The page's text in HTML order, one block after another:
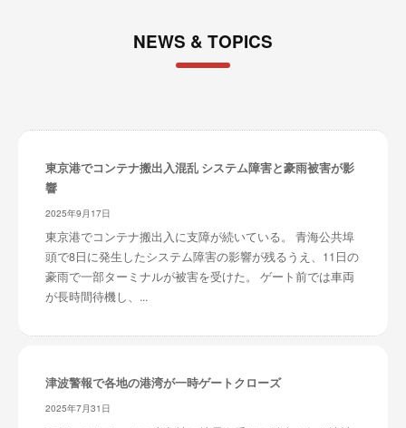
NEWS & TOPICS
東京港でコンテナ搬出入混乱 システム障害と豪雨被害が影
響
2025年9月17日
東京港でコンテナ搬出入に支障が続いている。 青海公共埠
頭で8日に発生したシステム障害の影響が残るうえ、11日の
豪雨で一部ターミナルが被害を受けた。 ゲート前では車両
が長時間待機し、...
津波警報で各地の港湾が一時ゲートクローズ
2025年7月31日